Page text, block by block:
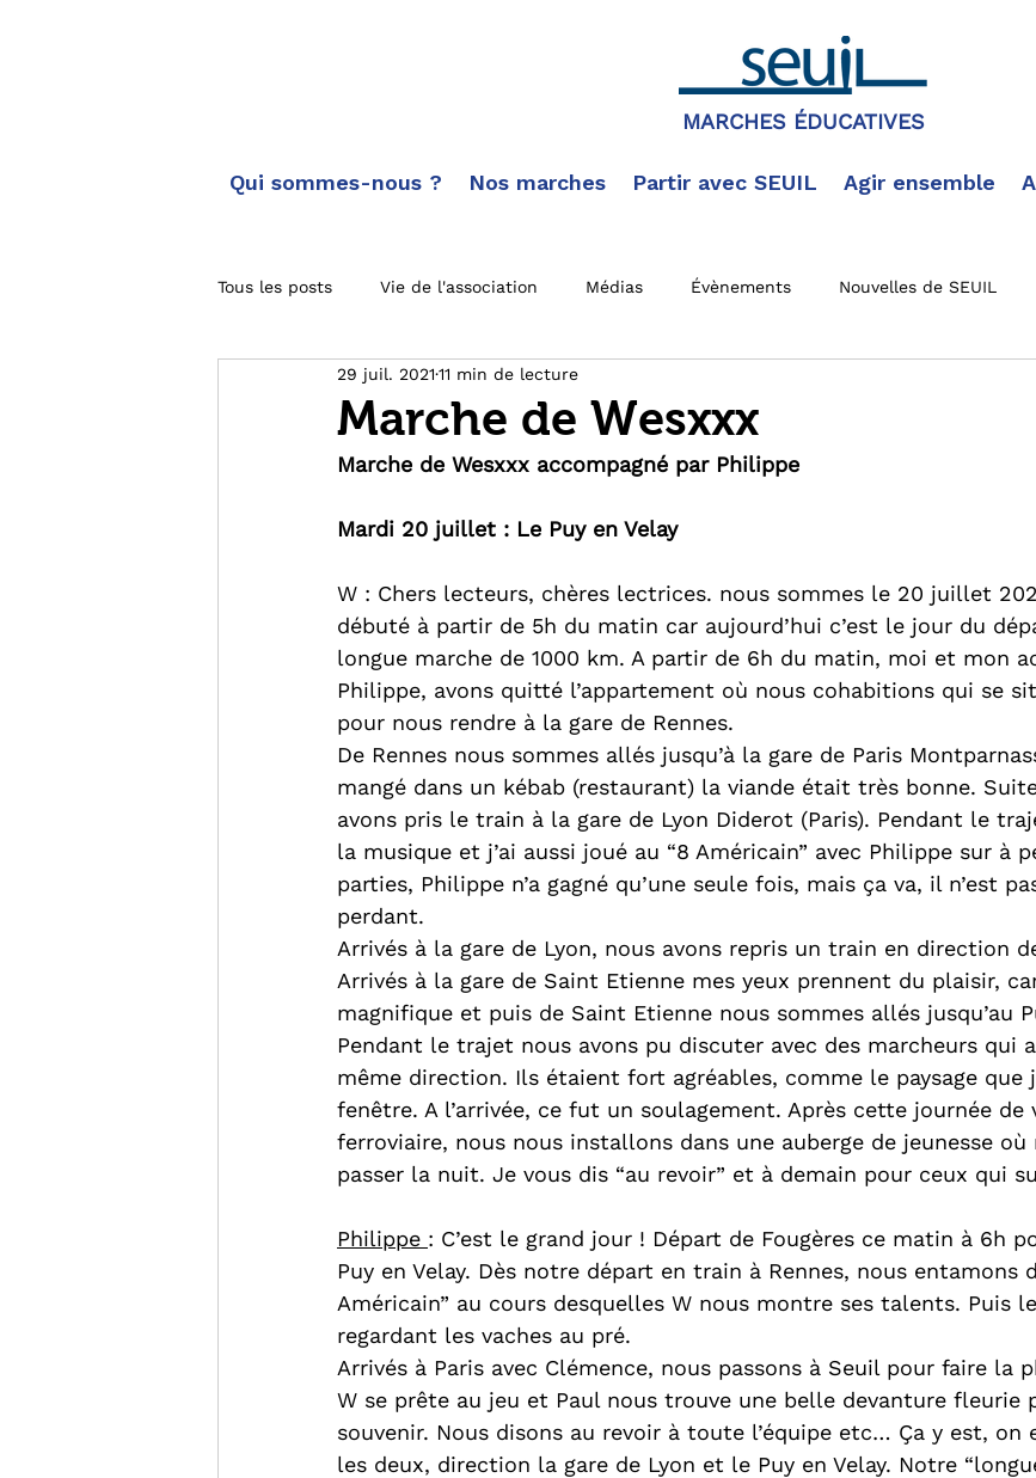
MARCHES ÉDUCATIVES
Qui sommes-nous ? Nos marches Partir avec SEUIL Agir ensemble
Tous les posts Vie de l'association Médias Évènements Nouvelles de SEUIL
Carnet de route Toutes les actus
Actus des marches
Marche de Wesxxx
29 juil. 2021 11 min de lecture
Marche de Wesxxx accompagné par Philippe
Mardi 20 juillet : Le Puy en Velay
W : Chers lecteurs, chères lectrices. nous sommes le 20 juillet
débuté à partir de 5h du matin car aujourd’hui c’est le jour du
longue marche de 1000 km. A partir de 6h du matin, moi et mon
Philippe, avons quitté l’appartement où nous cohabitions qui se
pour nous rendre à la gare de Rennes.
De Rennes nous sommes allés jusqu’à la gare de Paris
mangé dans un kébab (restaurant) la viande était très bonne.
avons pris le train à la gare de Lyon Diderot (Paris). Pendant le
la musique et j’ai aussi joué au “8 Américain” avec Philippe sur à
parties, Philippe n’a gagné qu’une seule fois, mais ça va, il n’est
perdant.
Arrivés à la gare de Lyon, nous avons repris un train en direction
Arrivés à la gare de Saint Etienne mes yeux prennent du plaisir,
magnifique et puis de Saint Etienne nous sommes allés jusqu’au
Pendant le trajet nous avons pu discuter avec des marcheurs qui
même direction. Ils étaient fort agréables, comme le paysage que
fenêtre. A l’arrivée, ce fut un soulagement. Après cette journée de
ferroviaire, nous nous installons dans une auberge de jeunesse
passer la nuit. Je vous dis “au revoir” et à demain pour ceux qui
Philippe : C’est le grand jour ! Départ de Fougères ce matin à 6h
Puy en Velay. Dès notre départ en train à Rennes, nous entamons
Américain” au cours desquelles W nous montre ses talents. Puis
regardant les vaches au pré.
Arrivés à Paris avec Clémence, nous passons à Seuil pour faire la
W se prête au jeu et Paul nous trouve une belle devanture fleurie
souvenir. Nous disons au revoir à toute l’équipe etc… Ça y est, on
les deux, direction la gare de Lyon et le Puy en Velay. Notre